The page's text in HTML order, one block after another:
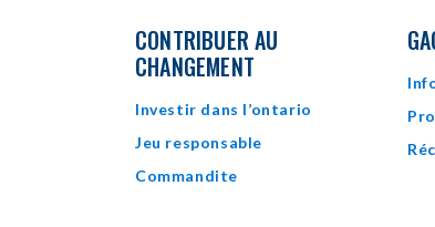
CONTRIBUER AU
CHANGEMENT
Investir dans l’ontario
Jeu responsable
Commandite